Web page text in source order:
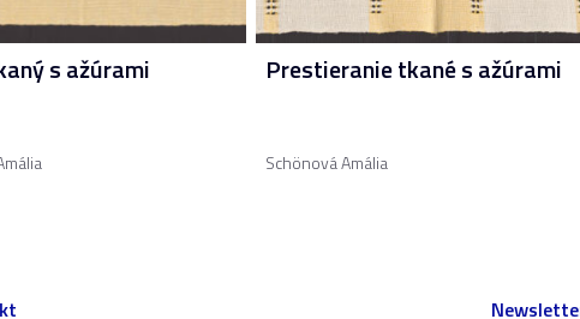
s ažúrami Prestieranie tkané s ažúrami
Schönová Amália